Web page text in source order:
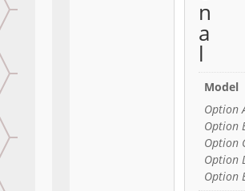
n
a
l
Model
Option
Option
Option
Option
Option